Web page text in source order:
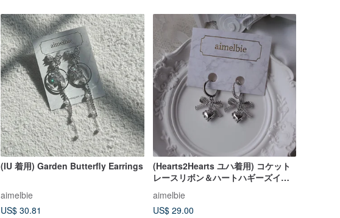
(IU 着用) Garden Butterfly Earrings
aimelbie
US$ 30.81
(Hearts2Hearts ユハ着用) コケット
レースリボン＆ハートハギーズイヤ
リング
aimelbie
US$ 29.00